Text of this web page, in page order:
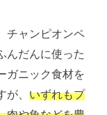
チャンピオンペ
んだんに使った
ガニック食材を
が、いずれもプ